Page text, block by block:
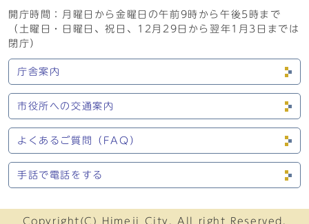
開庁時間：月曜日から金曜日の午前9時から午後5時まで
（土曜日・日曜日、祝日、12月29日から翌年1月3日までは
閉庁）
庁舎案内
市役所への交通案内
よくあるご質問（FAQ）
手話で電話をする
Copyright(C) Himeji City. All right Reserved.